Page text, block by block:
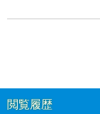
閲覧履歴